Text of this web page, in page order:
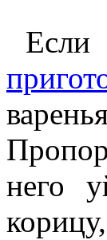
Если
него